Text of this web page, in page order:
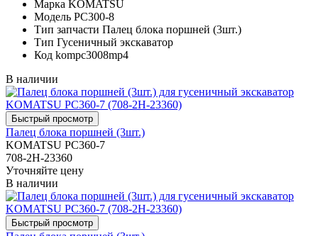
Марка KOMATSU
Модель PC300-8
Тип запчасти Палец блока поршней (3шт.)
Тип Гусеничный экскаватор
Код kompc3008mp4
В наличии
Палец блока поршней (3шт.)
KOMATSU PC360-7
708-2H-23360
Уточняйте цену
В наличии